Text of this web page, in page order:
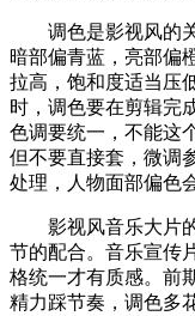
调色是影视风的关
暗部偏青蓝，亮部偏
拉高，饱和度适当压
时，调色要在剪辑完
色调要统一，不能这
但不要直接套，微调
处理，人物面部偏色
影视风音乐大片的
节的配合。音乐宣传
格统一才有质感。前
精力踩节奏，调色多